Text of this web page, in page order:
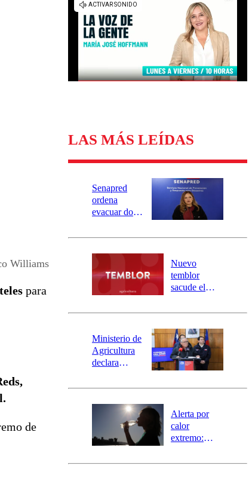
Universidad de Chile
Sustentabilidad
Williams
para
de
LAS MÁS LEÍDAS
Senapred
ordena
evacuar dos
Carahue por
río Damas:
activa
mensajería
SAE
Nuevo
temblor
sacude el
revisa la
epicentro
Ministerio de
Agricultura
declara
agrícola para
Alerta por
calor
extremo:
activa Alerta